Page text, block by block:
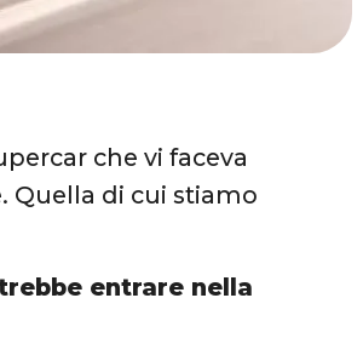
che vi faceva
Quella di cui stiamo
entrare nella